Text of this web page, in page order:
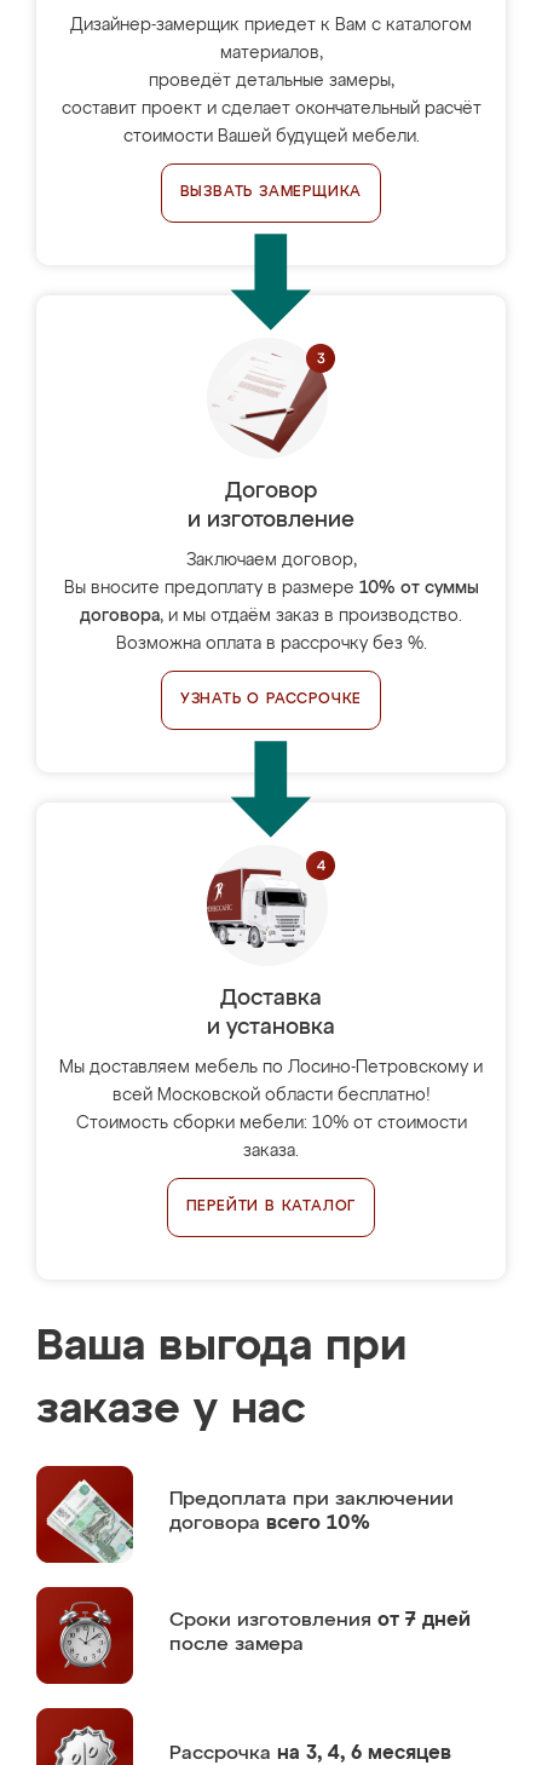
Дизайнер-замерщик приедет к Вам с каталогом
материалов,
проведёт детальные замеры,
составит проект и сделает окончательный расчёт
стоимости Вашей будущей мебели.
ВЫЗВАТЬ ЗАМЕРЩИКА
Договор
и изготовление
Заключаем договор,
Вы вносите предоплату в размере 10% от суммы
договора, и мы отдаём заказ в производство.
Возможна оплата в рассрочку без %.
УЗНАТЬ О РАССРОЧКЕ
Доставка
и установка
Мы доставляем мебель по Лосино-Петровскому и
всей Московской области бесплатно!
Стоимость сборки мебели: 10% от стоимости
заказа.
ПЕРЕЙТИ В КАТАЛОГ
Ваша выгода при
заказе у нас
Предоплата при заключении
договора всего 10%
Сроки изготовления от 7 дней
после замера
Рассрочка на 3, 4, 6 месяцев